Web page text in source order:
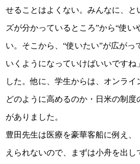
せることはよくない。みんなに、と
ズが分かっているところ”から“使い
い。そこから、“使いたい”が広がっ
いくようになっていけばいいですね
した。他に、学生からは、オンライ
どのように高めるのか・日米の制度
がありました。
豊田先生は医療を豪華客船に例え、
えられないので、まずは小舟を出し